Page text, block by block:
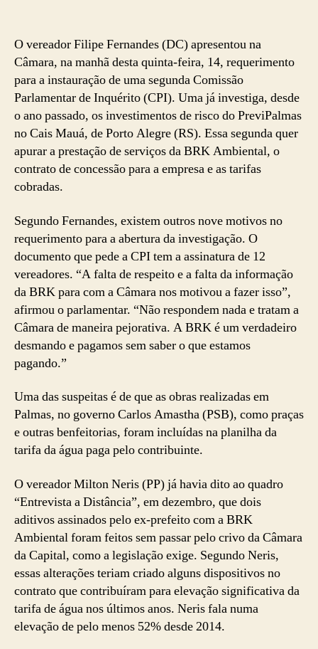
O vereador Filipe Fernandes (DC) apresentou na
Câmara, na manhã desta quinta-feira, 14, requerimento
para a instauração de uma segunda Comissão
Parlamentar de Inquérito (CPI). Uma já investiga, desde
o ano passado, os investimentos de risco do PreviPalmas
no Cais Mauá, de Porto Alegre (RS). Essa segunda quer
apurar a prestação de serviços da BRK Ambiental, o
contrato de concessão para a empresa e as tarifas
cobradas.
Segundo Fernandes, existem outros nove motivos no
requerimento para a abertura da investigação. O
documento que pede a CPI tem a assinatura de 12
vereadores. “A falta de respeito e a falta da informação
da BRK para com a Câmara nos motivou a fazer isso”,
afirmou o parlamentar. “Não respondem nada e tratam a
Câmara de maneira pejorativa. A BRK é um verdadeiro
desmando e pagamos sem saber o que estamos
pagando.”
Uma das suspeitas é de que as obras realizadas em
Palmas, no governo Carlos Amastha (PSB), como praças
e outras benfeitorias, foram incluídas na planilha da
tarifa da água paga pelo contribuinte.
O vereador Milton Neris (PP) já havia dito ao quadro
“Entrevista a Distância”, em dezembro, que dois
aditivos assinados pelo ex-prefeito com a BRK
Ambiental foram feitos sem passar pelo crivo da Câmara
da Capital, como a legislação exige. Segundo Neris,
essas alterações teriam criado alguns dispositivos no
contrato que contribuíram para elevação significativa da
tarifa de água nos últimos anos. Neris fala numa
elevação de pelo menos 52% desde 2014.